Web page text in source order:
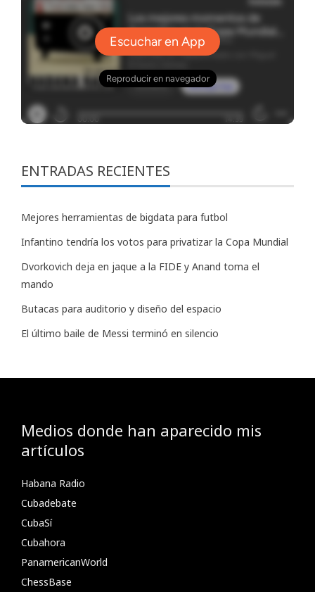
ENTRADAS RECIENTES
Mejores herramientas de bigdata para futbol
Infantino tendría los votos para privatizar la Copa Mundial
Dvorkovich deja en jaque a la FIDE y Anand toma el
mando
Butacas para auditorio y diseño del espacio
El último baile de Messi terminó en silencio
Medios donde han aparecido mis
artículos
Habana Radio
Cubadebate
CubaSí
Cubahora
PanamericanWorld
ChessBase